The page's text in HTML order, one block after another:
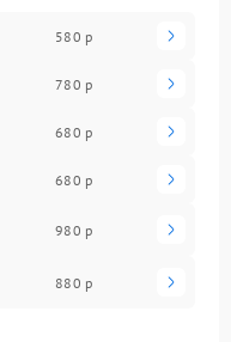
580 р
780 р
680 р
680 р
980 р
880 р